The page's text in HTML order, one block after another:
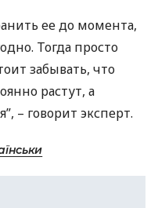
ее до момента,
Тогда просто
забывать, что
растут, а
– говорит эксперт.